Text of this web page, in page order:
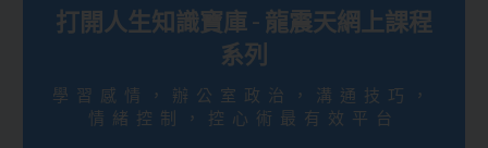
打開人生知識寶庫 - 龍震天網上課程
系列
學習感情，辦公室政治，溝通技巧，
情緒控制，控心術最有效平台